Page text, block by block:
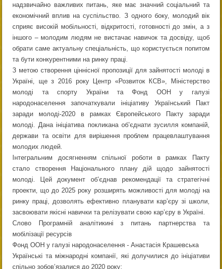
надзвичайно важливих питань, яке має значний соціальний та
економічний вплив на суспільство. З одного боку, молодий вік
сприяє високій мобільності, відкритості, готовності до змін, а з
іншого – молодим людям не вистачає навичок та досвіду, щоб
обрати саме актуальну спеціальність, що користується попитом
та бути конкурентними на ринку праці.
З метою створення ціннісної пропозиції для зайнятості молоді в
Україні, ще з 2016 року Центр «Розвиток КСВ», Міністерство
молоді та спорту України та Фонд ООН у галузі
народонаселення започаткували ініціативу Український Пакт
заради молоді-2020 в рамках Європейського Пакту заради
молоді. Дана ініціатива покликана об’єднати зусилля компаній,
держави та освіти для вирішення проблем працевлаштування
молодих людей.
Інтегральним досягненням спільної роботи в рамках Пакту
стало створення Національного плану дій щодо зайнятості
молоді. Цей документ об’єднав рекомендації та стратегічні
проекти, що до 2025 року розширять можливості для молоді на
ринку праці, дозволять ефективно планувати кар’єру зі школи,
засвоювати якісні навички та релізувати свою кар’єру в Україні.
Слово Програмній аналітикині з питань партнерства та
мобілізації ресурсів
Фонд ООН у галузі народонаселення - Анастасія Крашевська
Українські та міжнародні компанії, які долучилися до ініціативи
спільно зобов’язалися до 2020 року: